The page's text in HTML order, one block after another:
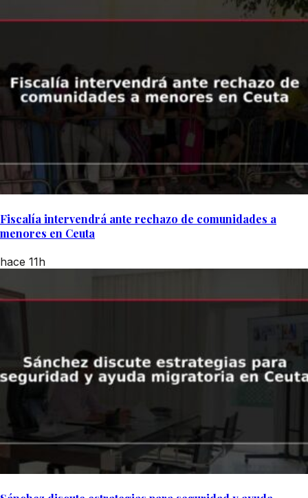
Fiscalía intervendrá ante rechazo de comunidades a
menores en Ceuta
hace 11h